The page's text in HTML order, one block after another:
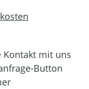
Kontakt mit uns
Button